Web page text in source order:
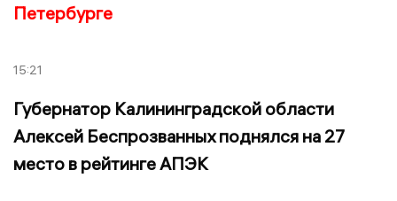
Петербурге
15:21
Губернатор Калининградской области
Алексей Беспрозванных поднялся на 27
место в рейтинге АПЭК